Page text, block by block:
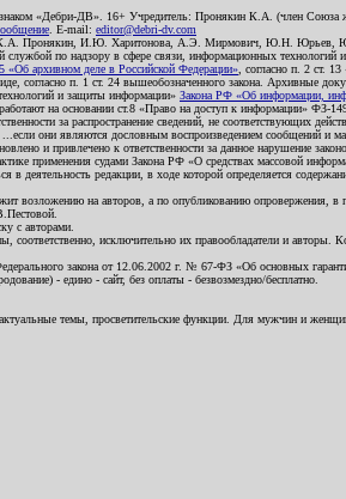
знаком «Дебри-ДВ». 16+ Учредитель: Пронякин К.А. (член
. E-mail: editor@debri-dv.com
К.А. Пронякин, И.Ю. Харитонова, А.Э. Мирмович, Ю.Н.
службой по надзору в сфере связи, информационных технологий
архивном деле в Российской Федерации» , согласно п. 2 ст.
п. 1 ст. 24 вышеобозначенного закона. Архивные
и защиты информации» Закона РФ «Об информации,
на основании ст.8 «Право на доступ к информации» ФЗ-
за распространение сведений, не соответствующих
они являются дословным воспроизведением сообщений и
и привлечено к ответственности за данное нарушение
применения судами Закона РФ «О средствах массовой
деятельность редакции, в ходе которой определяется
возложению на авторов, а по опубликованию опровержения,
с авторами.
соответственно, исключительно их правообладатели и
закона от 12.06.2002 г. № 67-ФЗ «Об основных
- едино - сайт, без оплаты - безвозмездно/бесплатно.
темы, просветительские функции. Для мужчин и